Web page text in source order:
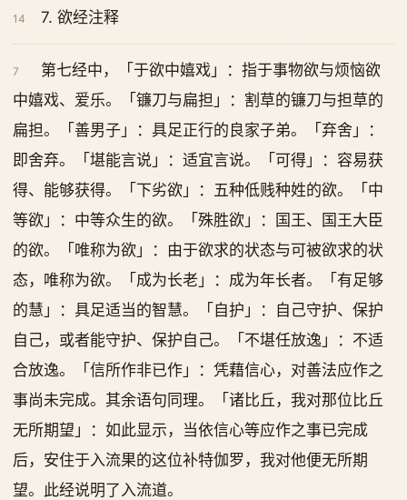
14 7. 欲经注释
7
第七经中，「于欲中嬉戏」：指于事物欲与烦恼欲
中嬉戏、爱乐。「镰刀与扁担」：割草的镰刀与担草的
扁担。「善男子」：具足正行的良家子弟。「弃舍」：
即舍弃。「堪能言说」：适宜言说。「可得」：容易获
得、能够获得。「下劣欲」：五种低贱种姓的欲。「中
等欲」：中等众生的欲。「殊胜欲」：国王、国王大臣
的欲。「唯称为欲」：由于欲求的状态与可被欲求的状
态，唯称为欲。「成为长老」：成为年长者。「有足够
的慧」：具足适当的智慧。「自护」：自己守护、保护
自己，或者能守护、保护自己。「不堪任放逸」：不适
合放逸。「信所作非已作」：凭藉信心，对善法应作之
事尚未完成。其余语句同理。「诸比丘，我对那位比丘
无所期望」：如此显示，当依信心等应作之事已完成
后，安住于入流果的这位补特伽罗，我对他便无所期
望。此经说明了入流道。